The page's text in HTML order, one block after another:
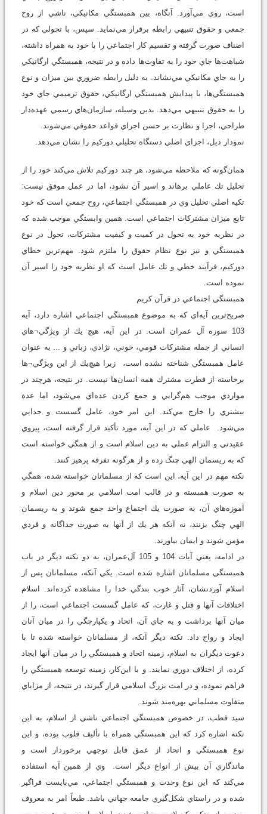
است، روي مي‌آورد. آنگاه، بين همبستگي مكانيكي، ناشي از روح
جمعي و حقوق تنبيهي رابطه برقرار مي‌نمايد. سپس، با تحولي كه در
اصناف صورت گرفته و تقسيم كار اجتماعي را با خود به همراه داشته،
شباهت‌ها جاي خود را به تفاوت‌ها داده و در نتيجه، همبستگي ارگانيكي
را به جاي مكانيكي مي‌نشاند. به دليل رابطه ضروري بين ميزان و نوع
همبستگي‌ها، با پيدايش همبستگي ارگانيكي، حقوق ترميمي جاي خود
را به حقوق تنبيهي مي‌دهد. بدين وسيله، سازمان‌هاي رسمي عهده‌دار
طراحي، اجرا و نظارت بر حسن اجراي قواعد حقوقي مي‌شوند.
نمودار ذيل، اجزاي اصلي دستگاه تحليلي دوركيم را نشان مي‌دهد.
همان‌گونه كه ملاحظه مي‌شود، هر چند دوركيم تلاش مي‌كند خود را از
تحليل تك عاملي برهاند و اسير آن نشود، اما در عمل موفق نيست:
تكيه اصلي تحليل وي در همبستگي اجتماعي، روح جمعي است كه خود
تابع ميزان مشتركات اجتماعي است. همين وابستگي موجب شده كه
در نظريه خود به تحول در كميت و كيفيت مشتركات، تحول در نوع
همبستگي و نيز نوع نظام حقوق را ملتزم شود. مهم‌ترين خطاي
دوركيم، فرآيند خطي و تك عامل است كه او نظريه خود را اسير آن
نموده است.
همبستگي اجتماعي در قرآن كريم
صريح‌ترين آيه‌اي كه به موضوع همبستگي اجتماعي اشاره دارد، آيه
103 سوره آل عمران است. در اين آيه، هيچ يك از ويژگي¬هاي
انساني از جمله مشتركات قومي، خوني، نژادي، زباني و ... به عنوان
عامل همبستگي شناخته نشده است، زيرا هيچ‌يك از اين ويژگي¬ها
برخاسته از فطرت مشترك همه انسان‌ها نيست. در نتيجه، هرچند در
مواردي موجب هم‌گرايي و جمع‌ كردن عده‌اي مي‌شود، اما عدة
بيشتري را خارج مي‌كند. اين امر خود، عامل گسست و جدايي
مي‌‌شود. عاملي كه در اين آيه، مورد تأكيد قرار گرفته است، پيروي
عقيدتي و التزام عملي به دين اسلام است و از همگي خواسته است
كه به ريسمان الهي چنگ زده و از هرگونه تفرقه پرهيز كنند.
نكته مهم در اين آيه، اين است كه از مسلمانان خواسته شده، همگي
به صورت همبسته و در قالب امت اسلامي بر محور دين اسلام و
آموزه‌هاي آن، به صورت يك اجتماع واحد جمع شوند و به ريسمان
الهي چنگ بزنند، نه آنكه هر يك از آنها به صورت جداگانه و فردي
مؤمن شوند و ايمان بياورند.
در ادامه، يعني آيات 104 و 105 آل‌عمران، به دو نكته ديگر در باب
همبستگي مسلمانان اشاره شده است. يكي آنكه، مسلمانان پس از
اسلام آوردنشان، آثار خوب بندگي خدا را مشاهده كرده‌اند. اسلام
اختلافات آنها و قتل و غارت‌، كه عامل گسست اجتماعي است، را از
ميان آنها برداشت و به جاي آن، اتحاد و يكپارچگي را در ميان آنان
ايجاد و رواج داد. نكته ديگر آنكه، از مسلمانان خواسته شده تا با
دعوت ديگران به اسلام، زمينه اتحاد و همبستگي را در ميان آنها ايجاد
كرده، از اختلاف دوري نمايند. و با اين‌كار، زمينه توسعه همبستگي را
فراهم نموده، و در امت بزرگ اسلامي قرار گيرند، در نتيجه، از مزاياي
متفاوت مسلماني بهر‌ه‌مند شوند.
سيد قطب، در خصوص همبستگي اجتماعي ناشي از اسلام، به اين
نكته اشاره كرد كه اين همبستگي همراه با تأليف قلوب بوده، و اين
نوع همبستگي و اتحاد از عمق قابل توجهي برخوردار است و
ماندگاري آن بيش از انواع ديگر است. وي از همين آيه استفاده
مي‌كند كه اين نوع وحدت و همبستگي اجتماعي، مي‌بايست فراگير
شده و در راستاي شكل‌گيري جامعه جهاني باشد. طبعاً امر به معروف